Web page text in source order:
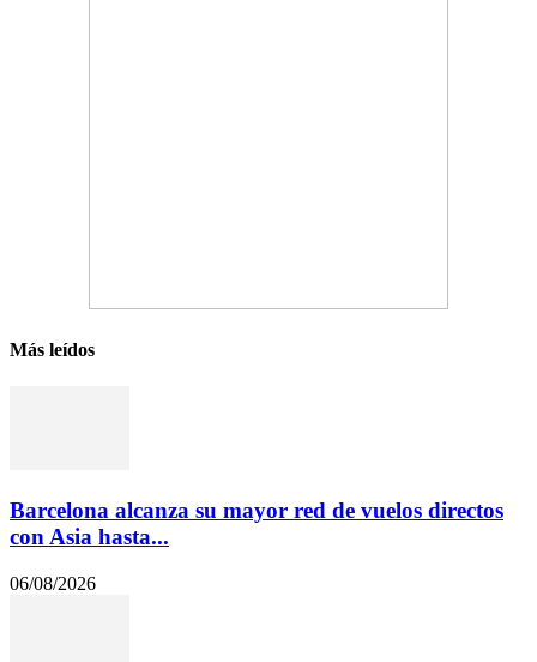
Más leídos
Barcelona alcanza su mayor red de vuelos directos
con Asia hasta...
06/08/2026